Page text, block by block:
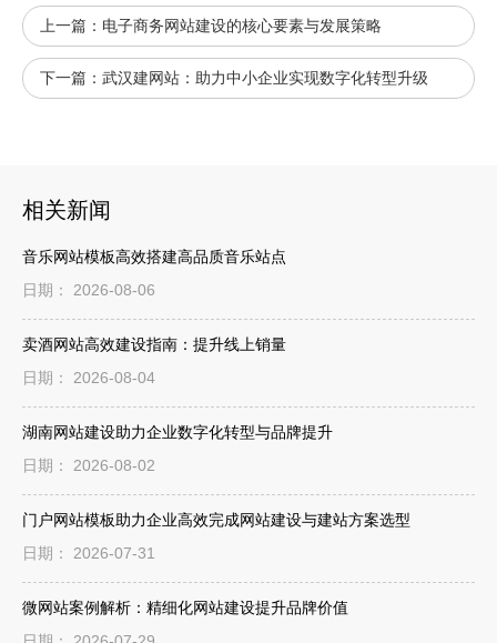
上一篇： 电子商务网站建设的核心要素与发展策略
下一篇： 武汉建网站：助力中小企业实现数字化转型升级
相关新闻
音乐网站模板高效搭建高品质音乐站点
日期： 2026-08-06
卖酒网站高效建设指南：提升线上销量
日期： 2026-08-04
湖南网站建设助力企业数字化转型与品牌提升
日期： 2026-08-02
门户网站模板助力企业高效完成网站建设与建站方案选型
日期： 2026-07-31
微网站案例解析：精细化网站建设提升品牌价值